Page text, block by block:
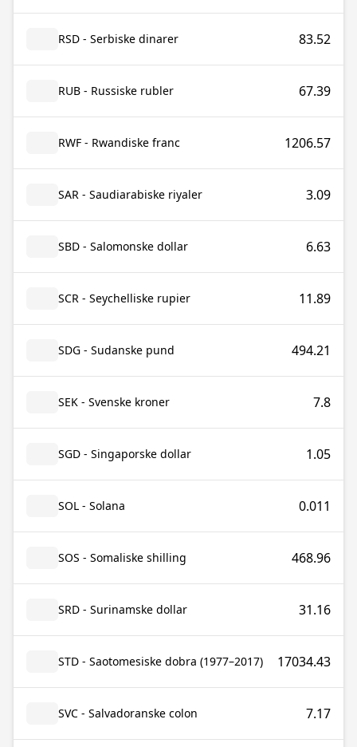
RSD - Serbiske dinarer 83.52
RUB - Russiske rubler 67.39
RWF - Rwandiske franc 1206.57
SAR - Saudiarabiske riyaler 3.09
SBD - Salomonske dollar 6.63
SCR - Seychelliske rupier 11.89
SDG - Sudanske pund 494.21
SEK - Svenske kroner 7.8
SGD - Singaporske dollar 1.05
SOL - Solana 0.011
SOS - Somaliske shilling 468.96
SRD - Surinamske dollar 31.16
STD - Saotomesiske dobra (1977–2017) 17034.43
SVC - Salvadoranske colon 7.17